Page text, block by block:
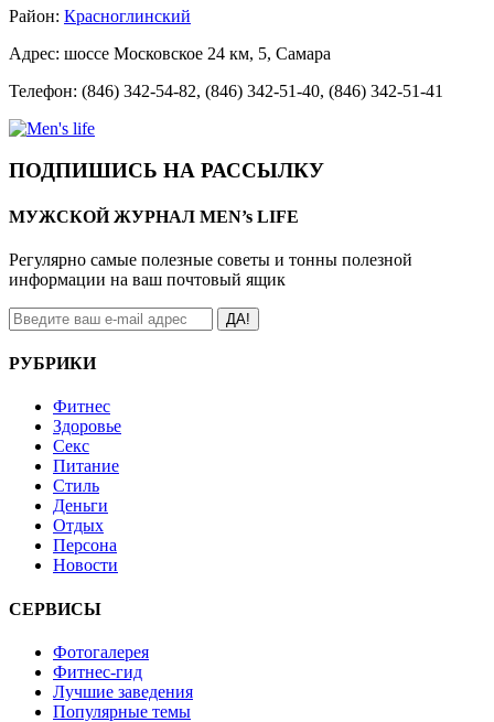
Район: Красноглинский
Адрес: шоссе Московское 24 км, 5, Самара
Телефон: (846) 342-54-82, (846) 342-51-40, (846) 342-51-41
ПОДПИШИСЬ НА РАССЫЛКУ
МУЖСКОЙ ЖУРНАЛ MEN’s LIFE
Регулярно самые полезные советы и тонны полезной
информации на ваш почтовый ящик
ДА!
РУБРИКИ
Фитнес
Здоровье
Секс
Питание
Стиль
Деньги
Отдых
Персона
Новости
СЕРВИСЫ
Фотогалерея
Фитнес-гид
Лучшие заведения
Популярные темы